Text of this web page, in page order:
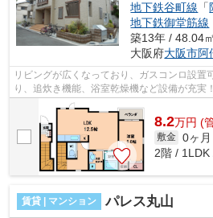
地下鉄谷町線 「
地下鉄御堂筋線
築13年 / 48.04㎡
大阪府大阪市阿
リビングが広くなっており、ガスコンロ設置
り、追炊き機能、浴室乾燥機など設備が充実！ 大阪メトロ御堂筋線が利用で
き、天王寺駅まで自転車圏内になって...
8.2万円 (
敷金 0ヶ月
2階 / 1LDK
賃貸 | マンション パレス丸山